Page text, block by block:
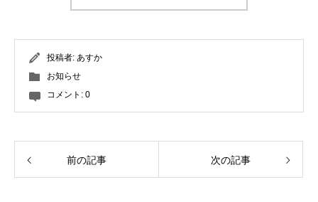
投稿者: あすか
お知らせ
コメント: 0
前の記事 次の記事